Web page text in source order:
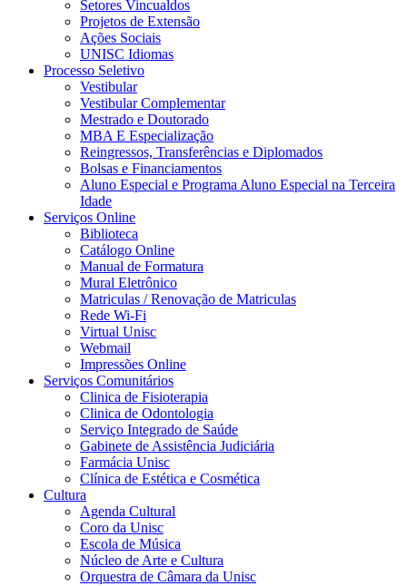
Setores Vincualdos
Projetos de Extensão
Ações Sociais
UNISC Idiomas
Processo Seletivo
Vestibular
Vestibular Complementar
Mestrado e Doutorado
MBA E Especialização
Reingressos, Transferências e Diplomados
Bolsas e Financiamentos
Aluno Especial e Programa Aluno Especial na Terceira
Idade
Serviços Online
Biblioteca
Catálogo Online
Manual de Formatura
Mural Eletrônico
Matriculas / Renovação de Matriculas
Rede Wi-Fi
Virtual Unisc
Webmail
Impressões Online
Serviços Comunitários
Clinica de Fisioterapia
Clinica de Odontologia
Serviço Integrado de Saúde
Gabinete de Assistência Judiciária
Farmácia Unisc
Clínica de Estética e Cosmética
Cultura
Agenda Cultural
Coro da Unisc
Escola de Música
Núcleo de Arte e Cultura
Orquestra de Câmara da Unisc